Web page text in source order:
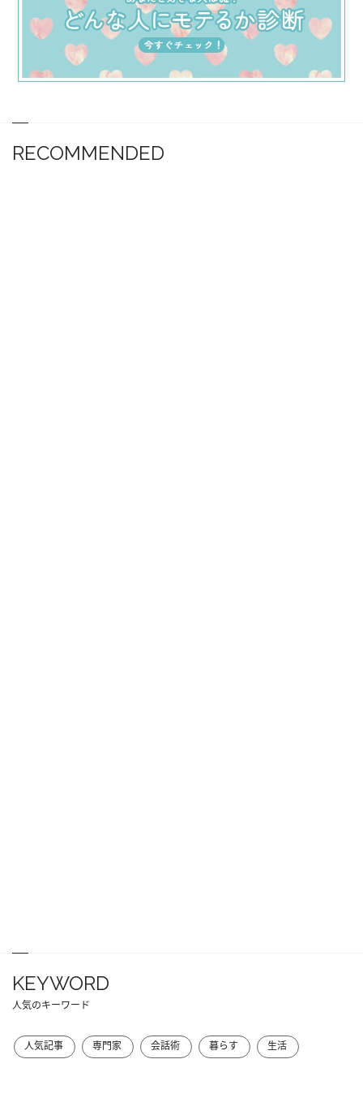
RECOMMENDED
KEYWORD
人気のキーワード
人気記事 専門家 会話術 暮らす 生活